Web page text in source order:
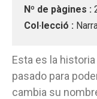
Nº de pàgines :
Col·lecció :
Esta es la
pasado para
cambia su